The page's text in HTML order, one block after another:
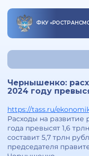
ФКУ «
Чернышенко:
2024 году
https://tass.ru/
Расходы на развитие
года превысят 1,6
составит 5,7 трлн
председателя